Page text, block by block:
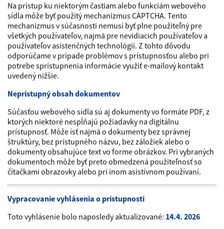
Na prístup ku niektorým častiam alebo funkciám webového
sídla môže byť použitý mechanizmus CAPTCHA. Tento
mechanizmus v súčasnosti nemusí byť plne použiteľný pre
všetkých používateľov, najmä pre nevidiacich používateľov a
používateľov asistenčných technológií. Z tohto dôvodu
odporúčame v prípade problémov s prístupnosťou alebo pri
potrebe sprístupnenia informácie využiť e-mailový kontakt
uvedený nižšie.
Neprístupný obsah dokumentov
Súčasťou webového sídla sú aj dokumenty vo formáte PDF, z
ktorých niektoré nespĺňajú požiadavky na digitálnu
prístupnosť. Môže ísť najmä o dokumenty bez správnej
štruktúry, bez prístupného názvu, bez záložiek alebo o
dokumenty obsahujúce text vo forme obrázkov. Pri vybraných
dokumentoch môže byť preto obmedzená použiteľnosť so
čítačkami obrazovky alebo pri inom asistívnom používaní.
Vypracovanie vyhlásenia o prístupnosti
Toto vyhlásenie bolo naposledy aktualizované: 14.4. 2026